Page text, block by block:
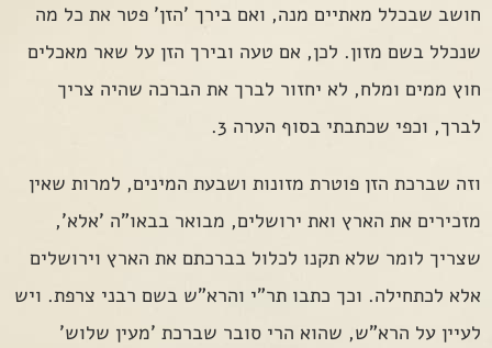
חושב שבכלל מאתיים מנה, ואם בירך 'הזן' פטר את כל מה
שנכלל בשם מזון. לכן, אם טעה ובירך הזן על שאר מאכלים
חוץ ממים ומלח, לא יחזור לברך את הברכה שהיה צריך
לברך, וכפי שכתבתי בסוף הערה 3.
וזה שברכת הזן פוטרת מזונות ושבעת המינים, למרות שאין
מזכירים את הארץ ואת ירושלים, מבואר בבאו"ה 'אלא',
שצריך לומר שלא תקנו לכלול בברכתם את הארץ וירושלים
אלא לכתחילה. וכך כתבו תר"י והרא"ש בשם רבני צרפת. ויש
לעיין על הרא"ש, שהוא הרי סובר שברכת 'מעין שלוש'